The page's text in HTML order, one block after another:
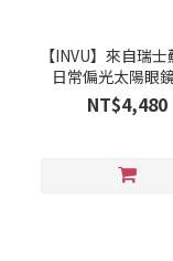
【INVU】來自瑞
日常偏光太陽眼
P1106B
NT$4,480